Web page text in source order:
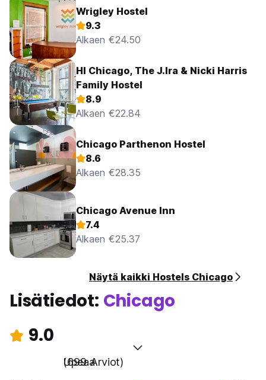
Wrigley Hostel
9.3
Alkaen €24.50
HI Chicago, The J.Ira & Nicki Harris
Family Hostel
8.9
Alkaen €22.84
Chicago Parthenon Hostel
8.6
Alkaen €28.35
Chicago Avenue Inn
7.4
Alkaen €25.37
Näytä kaikki Hostels Chicago
Lisätiedot: Chicago
9.0
Upeaa
(699 Arviot)